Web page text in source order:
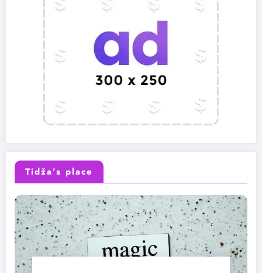
Tidža’s place